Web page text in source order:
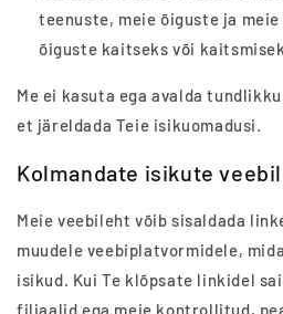
teenuste, meie õiguste ja
õiguste kaitseks või
Me ei kasuta ega avalda
et järeldada Teie isikuomadusi.
Kolmandate isikute
Meie veebileht võib sisaldada
muudele veebiplatvormidele,
isikud. Kui Te klõpsate linkidel
filiaalid ega meie kontrollitud,